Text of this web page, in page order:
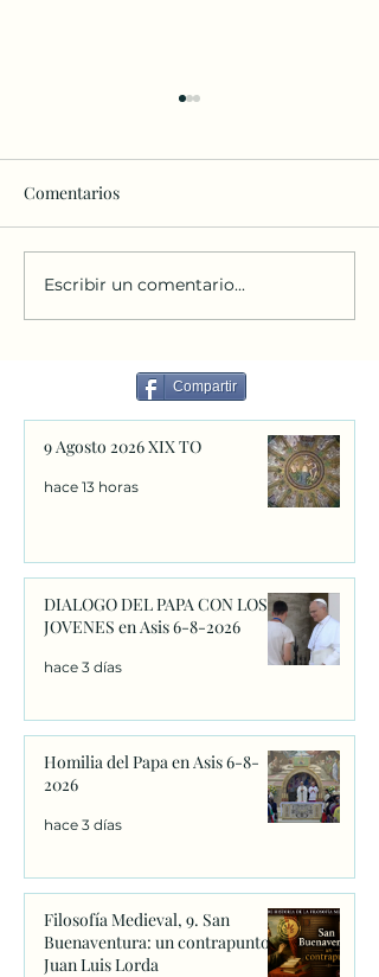
Carta de Fray León de Asís
a los jóvenes.
Comentarios
Escribir un comentario...
Compartir
9 Agosto 2026 XIX TO
hace 13 horas
DIALOGO DEL PAPA CON LOS
JOVENES en Asis 6-8-2026
hace 3 días
Homilia del Papa en Asis 6-8-
2026
hace 3 días
Filosofía Medieval, 9. San
Buenaventura: un contrapunto.
Juan Luis Lorda